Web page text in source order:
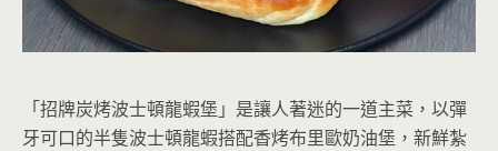
「招牌炭烤波士頓龍蝦堡」是讓人著迷的一道主菜，以彈
牙可口的半隻波士頓龍蝦搭配香烤布里歐奶油堡，新鮮紮